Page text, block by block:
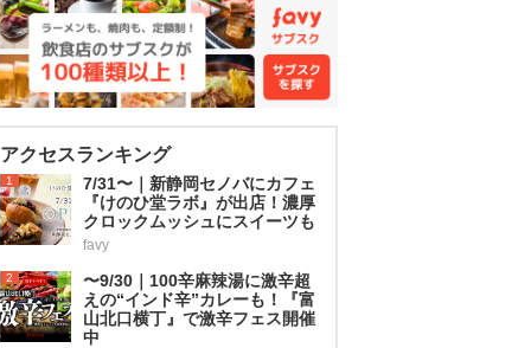
アクセスランキング
1
7/31〜｜新静岡セノバにカフェ
『けのひ堂ラボ』が出店！濃厚
クロックムッシュにスイーツも
favy
2
〜9/30｜100辛麻辣湯に激辛超
えの“インド辛”カレーも！『富
山北口横丁』で激辛フェス開催
中